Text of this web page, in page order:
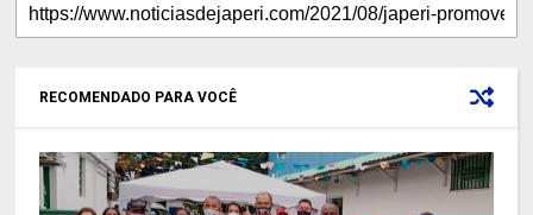
RECOMENDADO PARA VOCÊ